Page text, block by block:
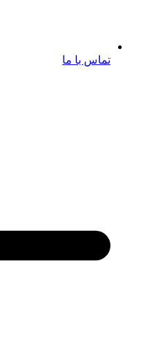
تماس با ما